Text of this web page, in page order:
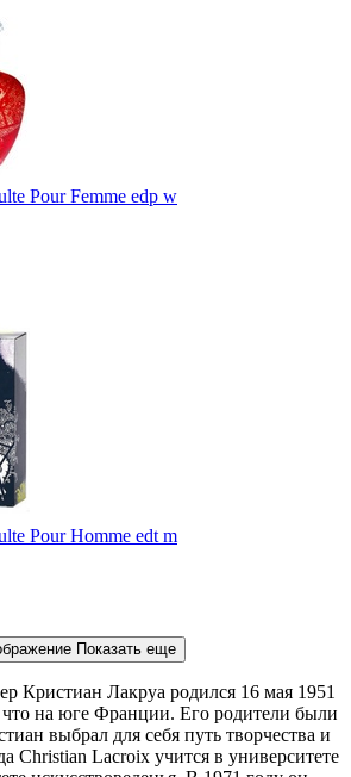
Pour Femme edp w
Pour Homme edt m
Показать еще
Кристиан Лакруа родился 16 мая 1951
что на юге Франции. Его родители были
выбрал для себя путь творчества и
Christian Lacroix учится в университете